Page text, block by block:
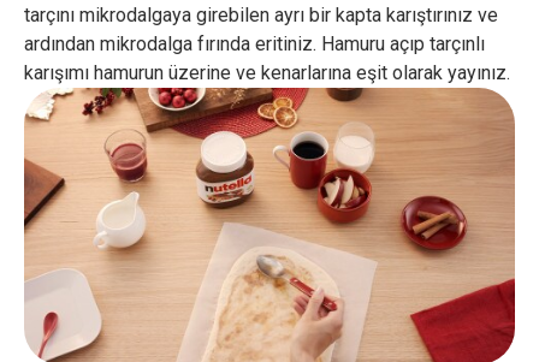
tarçını mikrodalgaya girebilen ayrı bir kapta karıştırınız ve
ardından mikrodalga fırında eritiniz. Hamuru açıp tarçınlı
karışımı hamurun üzerine ve kenarlarına eşit olarak yayınız.